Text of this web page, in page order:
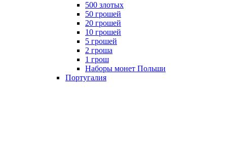
500 злотых
50 грошей
20 грошей
10 грошей
5 грошей
2 гроша
1 грош
Наборы монет Польши
Португалия